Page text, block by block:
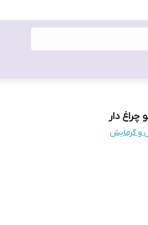
دار
و گرمایش